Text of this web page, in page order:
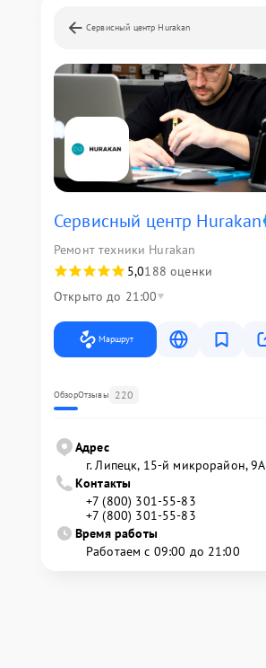
Сервисный центр Hurakan
Сервисный центр Hurakan
Ремонт техники Hurakan
5,0188 оценки
Открыто до 21:00
Маршрут
ОбзорОтзывы 220
Адрес
г. Липецк, 15-й микрорайон, 9А
Контакты
+7 (800) 301-55-83
+7 (800) 301-55-83
Время работы
Работаем с 09:00 до 21:00